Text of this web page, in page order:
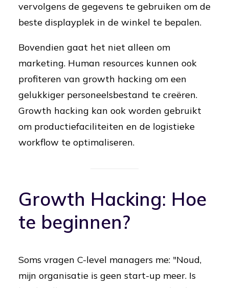
vervolgens de gegevens te gebruiken om de
beste displayplek in de winkel te bepalen.
Bovendien gaat het niet alleen om
marketing. Human resources kunnen ook
profiteren van growth hacking om een
gelukkiger personeelsbestand te creëren.
Growth hacking kan ook worden gebruikt
om productiefaciliteiten en de logistieke
workflow te optimaliseren.
Growth Hacking: Hoe
te beginnen?
Soms vragen C-level managers me: "Noud,
mijn organisatie is geen start-up meer. Is